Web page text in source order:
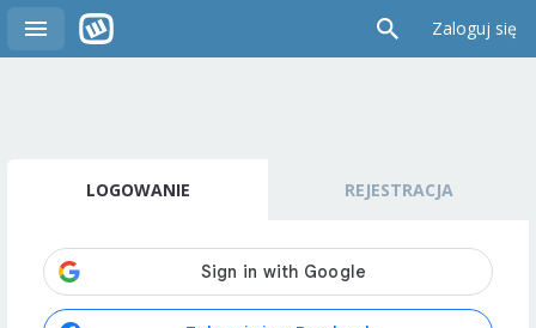
Zaloguj się
LOGOWANIE REJESTRACJA